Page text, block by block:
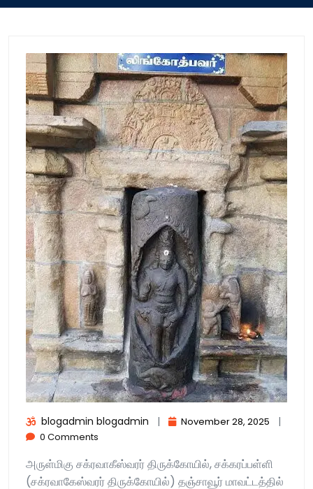
blogadmin blogadmin | November 28, 2025 |
0 Comments
அருள்மிகு சக்ரவாகீஸ்வரர் திருக்கோயில், சக்கரப்பள்ளி
(சக்ரவாகேஸ்வரர் திருக்கோயில்) தஞ்சாவூர் மாவட்டத்தில்